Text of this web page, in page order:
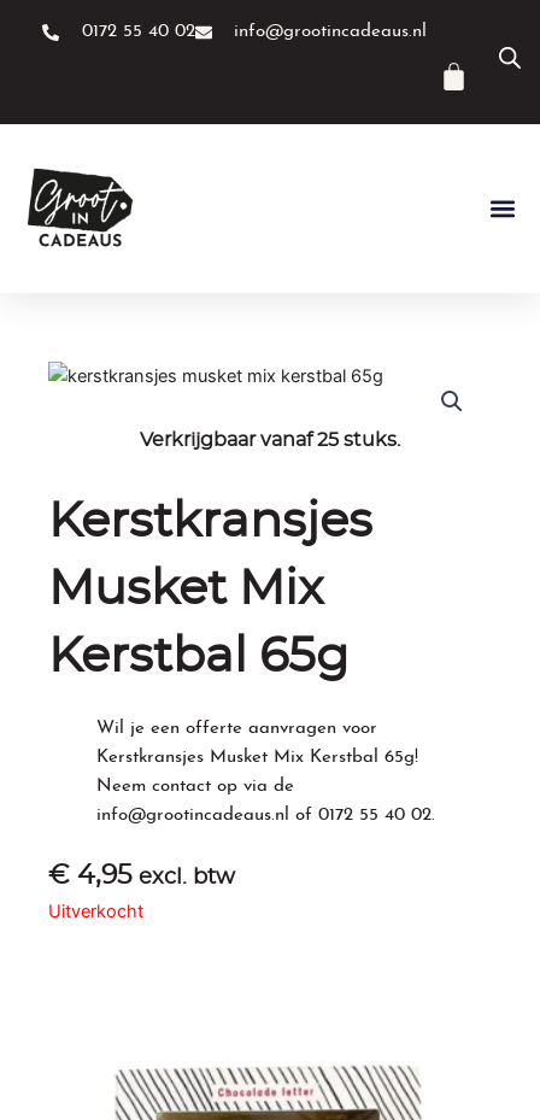
0172 55 40 02 info@grootincadeaus.nl
Kerstkransjes
Musket Mix
Kerstbal 65g
Wil je een offerte aanvragen voor
Kerstkransjes Musket Mix Kerstbal 65g!
Neem contact op via de
info@grootincadeaus.nl of0172 55 40 02.
€ 4,95 excl. btw
Uitverkocht
Verkrijgbaar vanaf 25 stuks.
Gerelateerde producten